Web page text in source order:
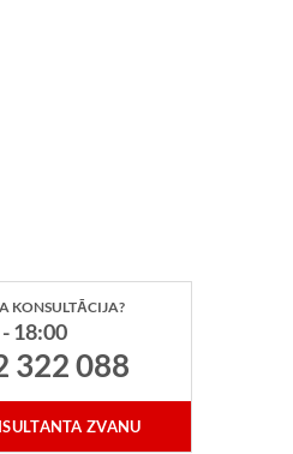
KONSULTĀCIJA?
18:00
322 088
ZVANU